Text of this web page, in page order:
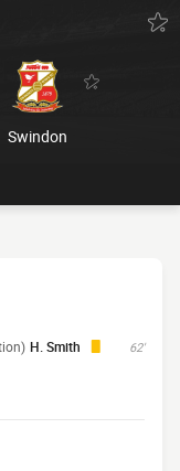
Swindon
62'
H. Smith